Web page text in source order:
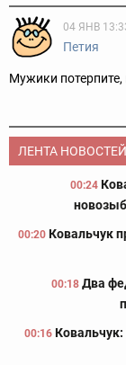
04 ЯНВ
Петия
Мужики потерпите,
ЛЕНТА НОВОСТЕЙ
00:24
00:20 Ковальчук
00:18 Два
00:16